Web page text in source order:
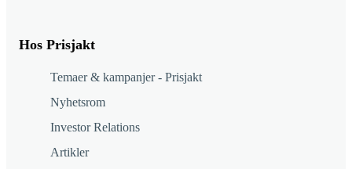
Hos Prisjakt
Temaer & kampanjer - Prisjakt
Nyhetsrom
Investor Relations
Artikler